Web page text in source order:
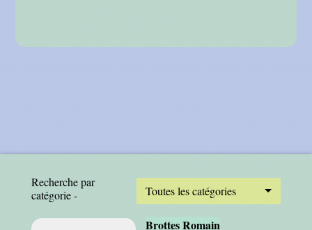
Recherche par
catégorie -
Toutes les catégories
Brottes Romain